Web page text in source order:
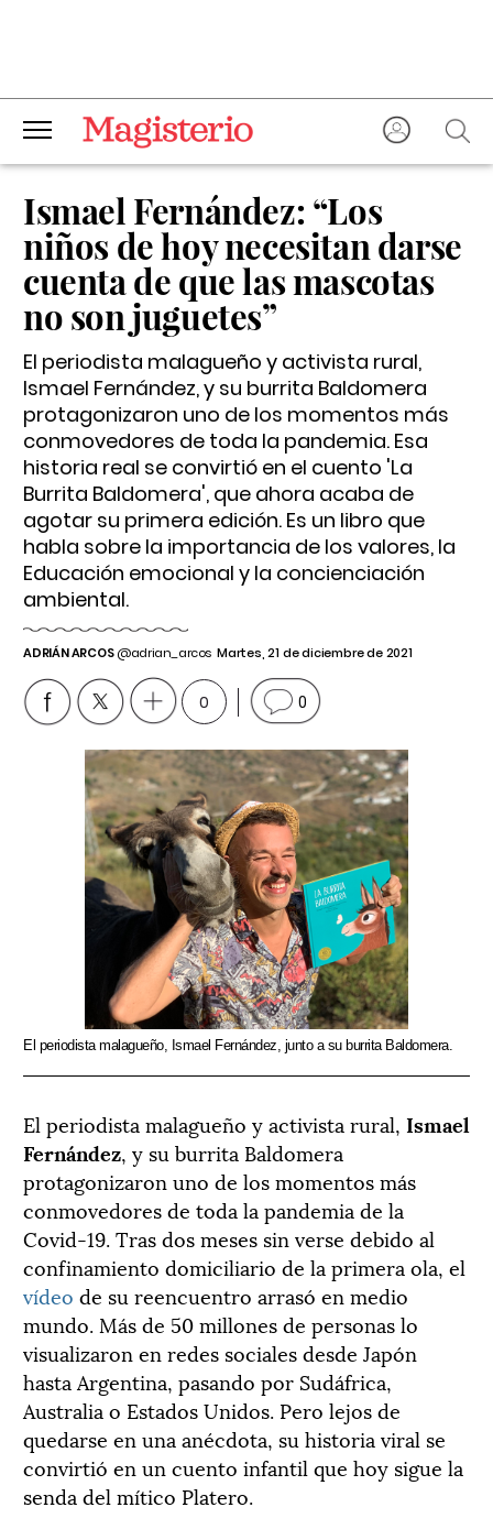
Ismael Fernández: “Los
niños de hoy necesitan darse
cuenta de que las mascotas
no son juguetes”
El periodista malagueño y activista rural,
Ismael Fernández, y su burrita Baldomera
protagonizaron uno de los momentos más
conmovedores de toda la pandemia. Esa
historia real se convirtió en el cuento 'La
Burrita Baldomera', que ahora acaba de
agotar su primera edición. Es un libro que
habla sobre la importancia de los valores, la
Educación emocional y la concienciación
ambiental.
ADRIÁN ARCOS@adrian_arcos Martes, 21 de diciembre de 2021
0 0
El periodista malagueño, Ismael Fernández, junto a su burrita Baldomera.
El periodista malagueño y activista rural, Ismael
Fernández, y su burrita Baldomera
protagonizaron uno de los momentos más
conmovedores de toda la pandemia de la
Covid-19. Tras dos meses sin verse debido al
confinamiento domiciliario de la primera ola, el
vídeo de su reencuentro arrasó en medio
mundo. Más de 50 millones de personas lo
visualizaron en redes sociales desde Japón
hasta Argentina, pasando por Sudáfrica,
Australia o Estados Unidos. Pero lejos de
quedarse en una anécdota, su historia viral se
convirtió en un cuento infantil que hoy sigue la
senda del mítico Platero.